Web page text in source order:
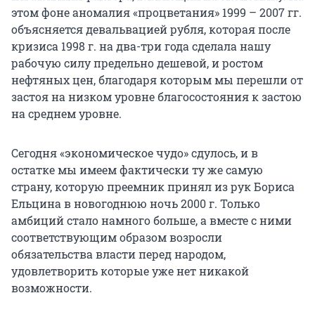
этом фоне аномалия «процветания» 1999 – 2007 гг.
объясняется девальвацией рубля, которая после
кризиса 1998 г. на два-три года сделала нашу
рабочую силу предельно дешевой, и ростом
нефтяных цен, благодаря которым мы перешли от
застоя на низком уровне благосостояния к застою
на среднем уровне.
Сегодня «экономическое чудо» сдулось, и в
остатке мы имеем фактически ту же самую
страну, которую преемник принял из рук Бориса
Ельцина в новогоднюю ночь 2000 г. Только
амбиций стало намного больше, а вместе с ними
соответствующим образом возросли
обязательства власти перед народом,
удовлетворить которые уже нет никакой
возможности.